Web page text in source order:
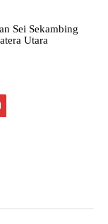
Sei Sekambing
Utara